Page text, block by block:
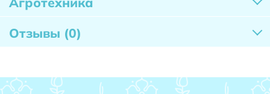
Отзывы (0)